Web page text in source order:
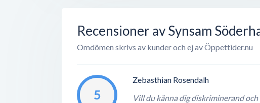
Recensioner av Synsam
Omdömen skrivs av kunder och ej av Öppettider.nu
5
Zebasthian Rosendalh
Vill du känna dig diskriminerand